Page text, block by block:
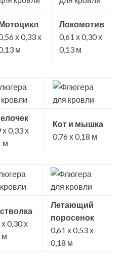
х 0,33 х
м
Локомотив
0,61 х 0,30 х
0,13 м
х 0,33 х
м
Кот и мышка
0,76 х 0,18 м
0,30 х
м
Летающий
поросенок
0,61 х 0,53 х
0,18 м